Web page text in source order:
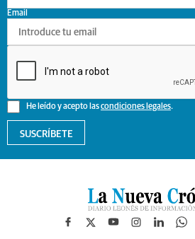
He leído y acepto lascondiciones legales.
Email
SUSCRÍBETE